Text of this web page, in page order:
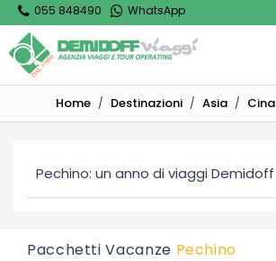
055 848490 WhatsApp
Home Destinazioni Asia Cina
Pechino: un anno di viaggi Demidoff
Pacchetti Vacanze Pechino